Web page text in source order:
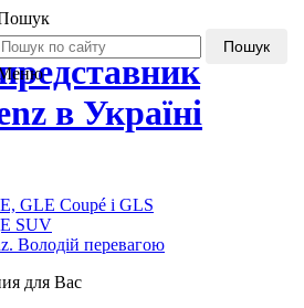
в Україні
Пошук
GLE Coupé і GLS
SUV
Володій перевагою
для Вас